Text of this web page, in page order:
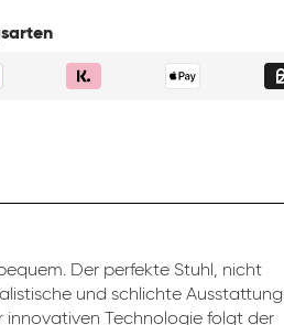
Der perfekte Stuhl, nicht
und schlichte Ausstattung
innovativen Technologie folgt der